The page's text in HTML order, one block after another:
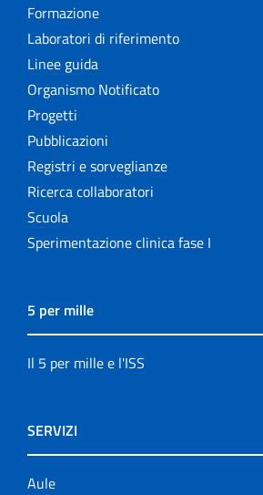
Formazione
Laboratori di riferimento
Linee guida
Organismo Notificato
Progetti
Pubblicazioni
Registri e sorveglianze
Ricerca collaboratori
Scuola
Sperimentazione clinica fase I
5 per mille
Il 5 per mille e l'ISS
SERVIZI
Aule